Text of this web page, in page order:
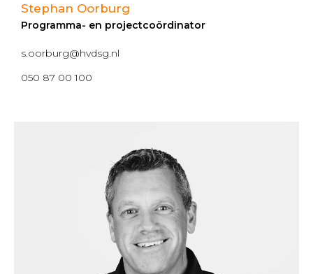
Stephan Oorburg
Programma- en projectcoördinator
s.oorburg@hvdsg.nl
050 87 00 100